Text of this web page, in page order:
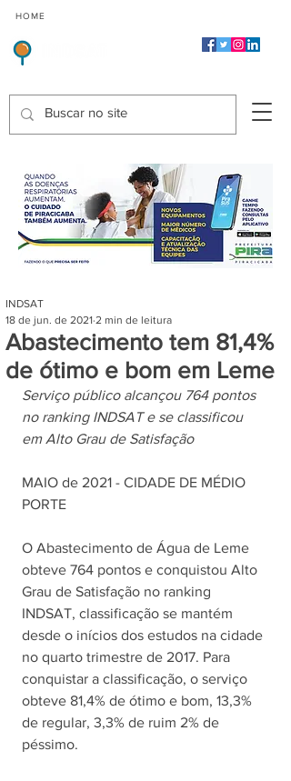
HOME
Abastecimento tem 81,4%
de ótimo e bom em Leme
INDSAT
18 de jun. de 2021 2 min de leitura
Serviço público alcançou 764 pontos
no ranking INDSAT e se classificou
em Alto Grau de Satisfação
MAIO de 2021 - CIDADE DE MÉDIO
PORTE
O Abastecimento de Água de Leme
obteve 764 pontos e conquistou Alto
Grau de Satisfação no ranking
INDSAT, classificação se mantém
desde o inícios dos estudos na cidade
no quarto trimestre de 2017. Para
conquistar a classificação, o serviço
obteve 81,4% de ótimo e bom, 13,3%
de regular, 3,3% de ruim 2% de
péssimo.